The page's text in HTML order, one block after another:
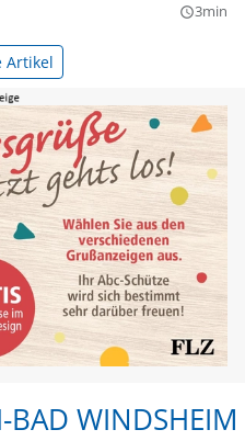
query_builder3min
Artikel
BAD WINDSHEIM